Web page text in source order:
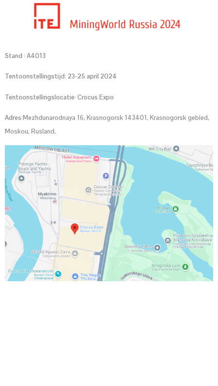
Stand : A4013
Tentoonstellingstijd: 23-25 april 2024
Tentoonstellingslocatie: Crocus Expo
Adres:Mezhdunarodnaya 16, Krasnogorsk 143401, Krasnogorsk gebied,
Moskou, Rusland.